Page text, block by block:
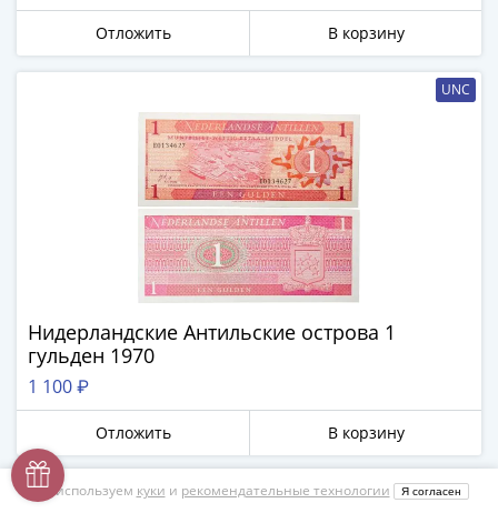
Отложить В корзину
UNC
Нидерландские Антильские острова 1
гульден 1970
1 100 ₽
Отложить В корзину
UNC
Мы используем куки и рекомендательные технологии Я согласен